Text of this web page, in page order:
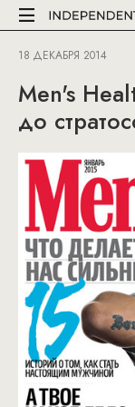
18 ДЕКАБРЯ 2014
Men's
до